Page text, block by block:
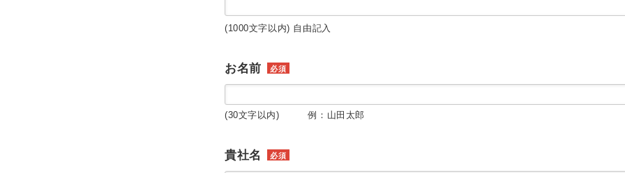
(1000文字以内) 自由記入
お名前 必須
(30文字以内) 例：山田太郎
貴社名 必須